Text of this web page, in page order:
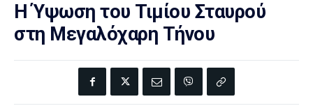
Η Ύψωση του Τιμίου Σταυρού
στη Μεγαλόχαρη Τήνου